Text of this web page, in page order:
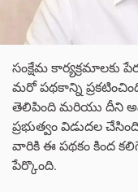
సంక్షేమ కార్యక్రమాలకు
మరో పథకాన్ని
తెలిపింది మరియు దీని
ప్రభుత్వం విడుదల
వారికి ఈ పథకం కింద
పేర్కొంది.